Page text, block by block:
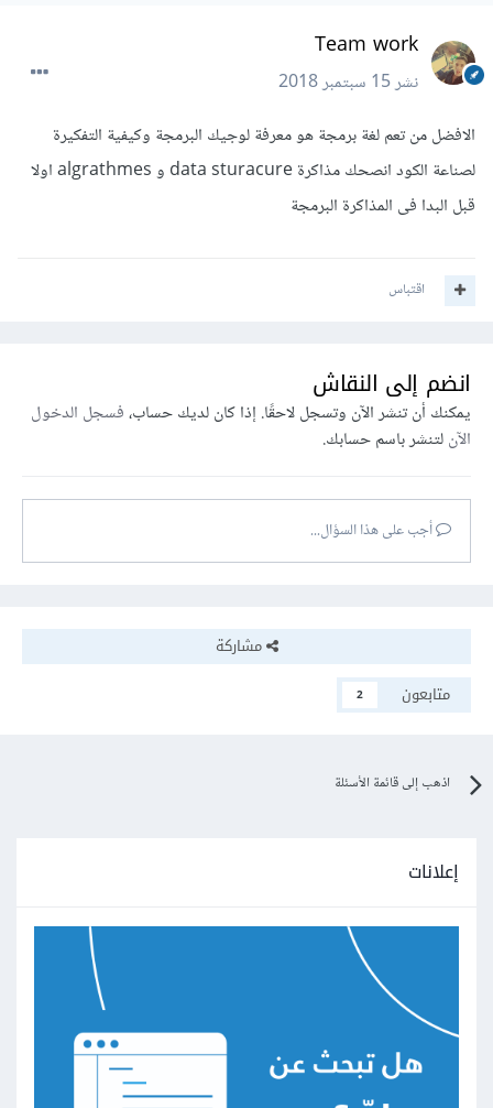
Team work
نشر15 سبتمبر 2018
الافضل من تعم لغة برمجة هو معرفة لوجيك البرمجة وكيفية التفكيرة
لصناعة الكود انصحك مذاكرة data sturacure و algrathmes اولا
قبل البدا فى المذاكرة البرمجة
اقتباس
انضم إلى النقاش
يمكنك أن تنشر الآن وتسجل لاحقًا. إذا كان لديك حساب،فسجل الدخول
الآنلتنشر باسم حسابك.
أجب على هذا السؤال...
مشاركة
متابعون
2
اذهب إلى قائمة الأسئلة
إعلانات